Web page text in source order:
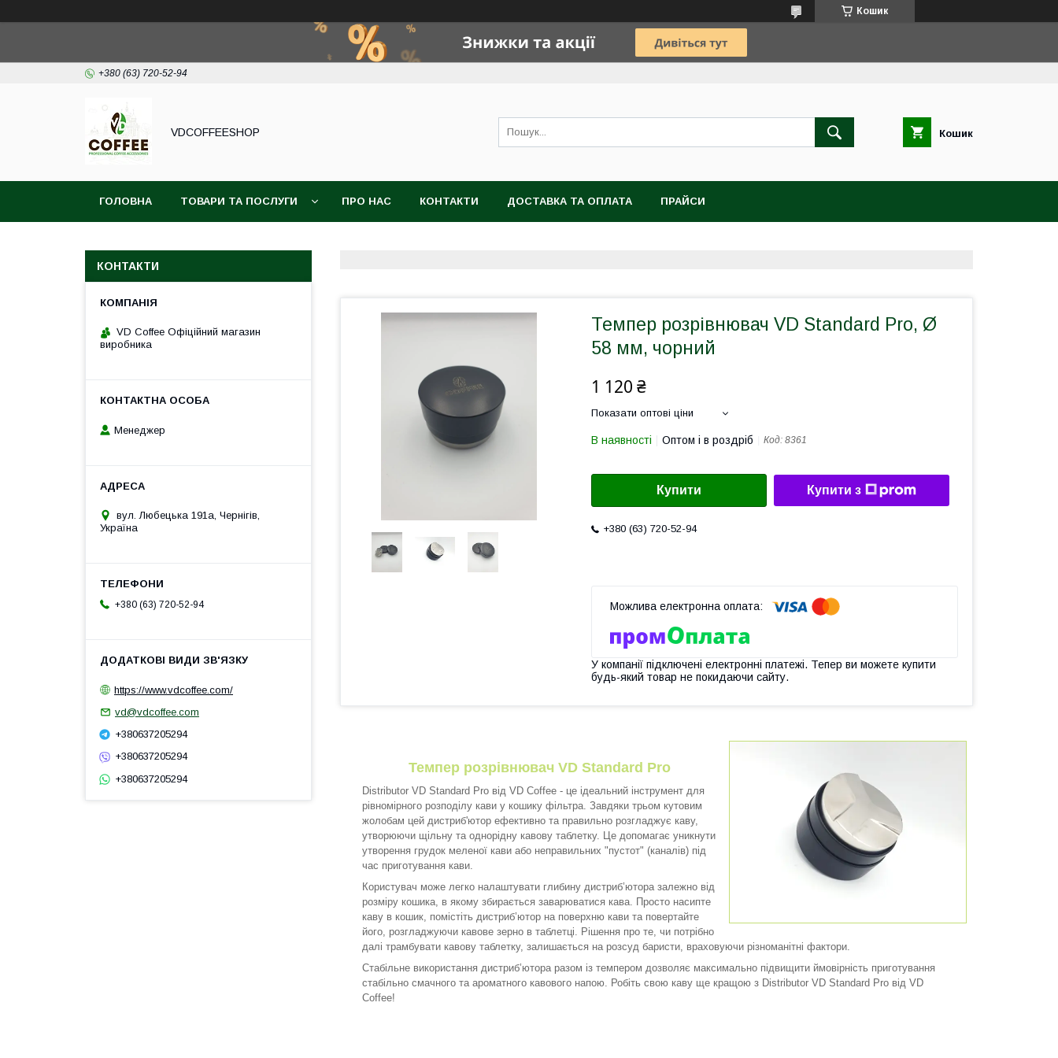
Кошик
+380 (63) 720-52-94
VDCOFFEESHOP Кошик
ГОЛОВНА ТОВАРИ ТА ПОСЛУГИ ПРО НАС КОНТАКТИ ДОСТАВКА ТА ОПЛАТА ПРАЙСИ
Темпер розрівнювач VD Standard Pro, Ø
58 мм, чорний
1 120 ₴
Показати оптові ціни
В наявності Оптом і в роздріб Код: 8361
Купити Купити з
+380 (63) 720-52-94
У компанії підключені електронні платежі. Тепер ви можете купити
будь-який товар не покидаючи сайту.
Темпер розрівнювач VD Standard Pro
Distributor VD Standard Pro від VD Coffee - це ідеальний інструмент для
рівномірного розподілу кави у кошику фільтра. Завдяки трьом кутовим
жолобам цей дистриб'ютор ефективно та правильно розгладжує каву,
утворюючи щільну та однорідну кавову таблетку. Це допомагає уникнути
утворення грудок меленої кави або неправильних "пустот" (каналів) під
час приготування кави.
Користувач може легко налаштувати глибину дистриб’ютора залежно від
розміру кошика, в якому збирається заварюватися кава. Просто насипте
каву в кошик, помістіть дистриб’ютор на поверхню кави та повертайте
його, розгладжуючи кавове зерно в таблетці. Рішення про те, чи потрібно
далі трамбувати кавову таблетку, залишається на розсуд баристи, враховуючи різноманітні фактори.
Стабільне використання дистриб’ютора разом із темпером дозволяє максимально підвищити ймовірність приготування
стабільно смачного та ароматного кавового напою. Робіть свою каву ще кращою з Distributor VD Standard Pro від VD
Coffee!
КОНТАКТИ
VD Coffee Офіційний магазин
виробника
Менеджер
вул. Любецька 191а, Чернігів,
Україна
+380 (63) 720-52-94
https://www.vdcoffee.com/
vd@vdcoffee.com
+380637205294
+380637205294
+380637205294